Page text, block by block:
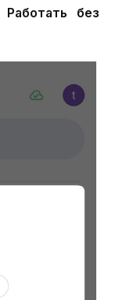
Работать без